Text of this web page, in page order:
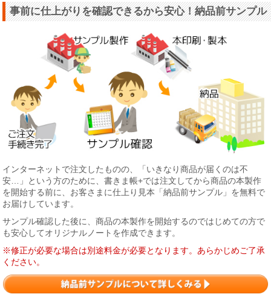
事前に仕上がりを確認できるから安心！納品前サンプル
インターネットで注文したものの、「いきなり商品が届くのは不
安…」という方のために、書きま帳+では注文してから商品の本製作
を開始する前に、お客さまに仕上り見本「納品前サンプル」を無料で
お届けしています。
サンプル確認した後に、商品の本製作を開始するのではじめての方で
も安心してオリジナルノートを作成できます。
※修正が必要な場合は別途料金が必要となります。あらかじめご了承
ください。